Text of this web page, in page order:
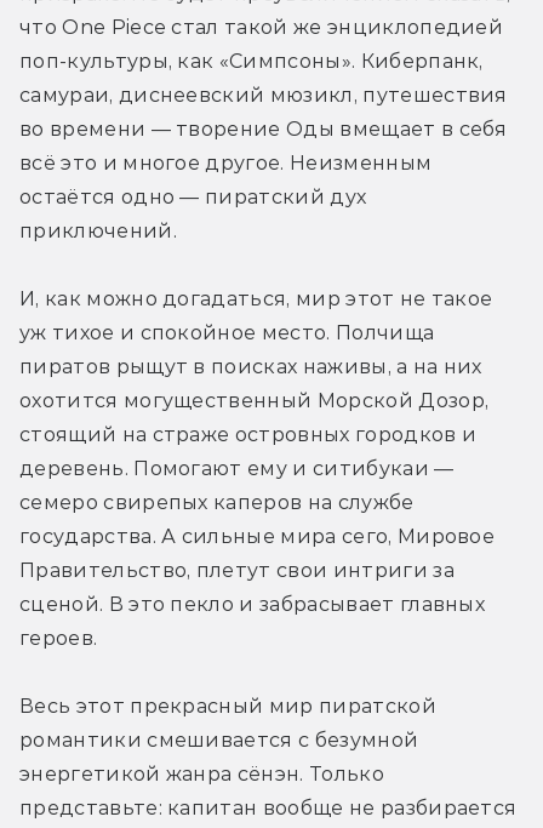
что One Piece стал такой же энциклопедией
поп-культуры, как «Симпсоны». Киберпанк,
самураи, диснеевский мюзикл, путешествия
во времени — творение Оды вмещает в себя
всё это и многое другое. Неизменным
остаётся одно — пиратский дух
приключений.
И, как можно догадаться, мир этот не такое
уж тихое и спокойное место. Полчища
пиратов рыщут в поисках наживы, а на них
охотится могущественный Морской Дозор,
стоящий на страже островных городков и
деревень. Помогают ему и ситибукаи —
семеро свирепых каперов на службе
государства. А сильные мира сего, Мировое
Правительство, плетут свои интриги за
сценой. В это пекло и забрасывает главных
героев.
Весь этот прекрасный мир пиратской
романтики смешивается с безумной
энергетикой жанра сёнэн. Только
представьте: капитан вообще не разбирается